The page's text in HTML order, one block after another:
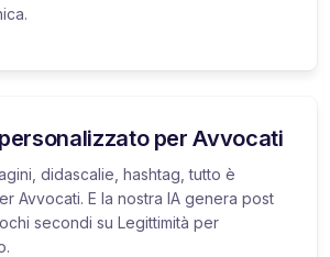
per Avvocati
didascalie, hashtag, tutto è
Avvocati. E la nostra IA genera post
secondi su Legittimità per